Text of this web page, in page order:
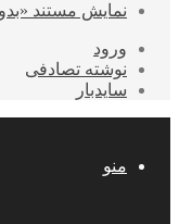
نمایش مستند
ورود
نوشته تصادفی
سایدبار
منو